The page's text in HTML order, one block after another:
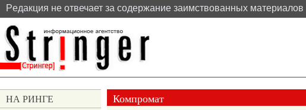
Pедакция не отвечает за содержание заимствованных материалов
Компромат
НА РИНГЕ